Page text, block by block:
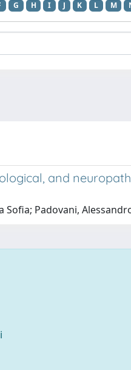
G H I J K L M
and
Sofia; Padovani,